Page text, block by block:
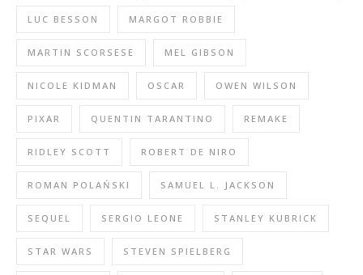
LUC BESSON MARGOT ROBBIE
MARTIN SCORSESE MEL GIBSON
NICOLE KIDMAN OSCAR OWEN WILSON
PIXAR QUENTIN TARANTINO REMAKE
RIDLEY SCOTT ROBERT DE NIRO
ROMAN POLAŃSKI SAMUEL L. JACKSON
SEQUEL SERGIO LEONE STANLEY KUBRICK
STAR WARS STEVEN SPIELBERG